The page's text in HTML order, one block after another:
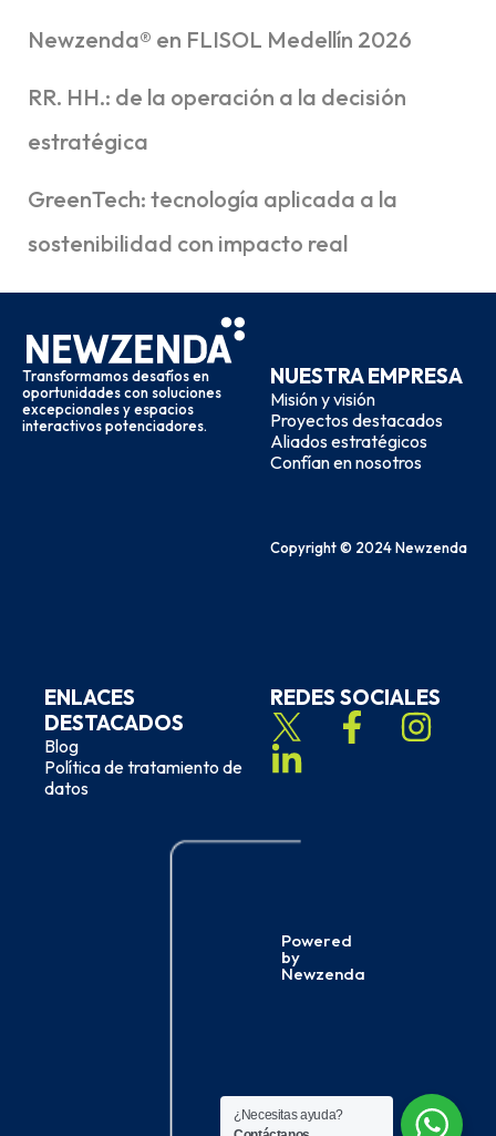
Newzenda® en FLISOL Medellín 2026
RR. HH.: de la operación a la decisión
estratégica
GreenTech: tecnología aplicada a la
sostenibilidad con impacto real
Transformamos desafíos en
oportunidades con soluciones
excepcionales y espacios
interactivos potenciadores.
NUESTRA EMPRESA
Misión y visión
Proyectos destacados
Aliados estratégicos
Confían en nosotros
Copyright © 2024 Newzenda
ENLACES
DESTACADOS
Blog
Política de tratamiento de
datos
REDES SOCIALES
Powered
by
Newzenda
¿Necesitas ayuda?